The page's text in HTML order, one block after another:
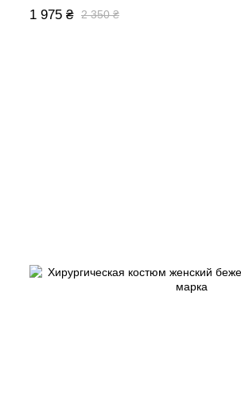
2 350 ₴
1 975 ₴